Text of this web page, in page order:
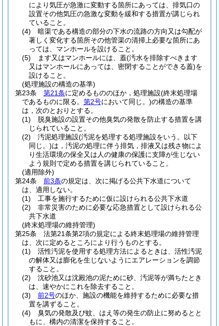
により気圧が急激に変動する箇所にあっては、排気口の
設置その他気圧の急激な変動を緩和する措置が講じられ
ていること。
(4)
暗渠である構造の部分の下水の流路の方向又は勾配が
著しく変化する箇所その他管渠の清掃上必要な箇所にあ
っては、マンホールを設けること。
(5)
ます又はマンホールには、蓋(汚水を排除すべきます
又はマンホールにあっては、密閉することができる蓋)を
設けること。
(処理施設の構造の基準)
第23条
第21条に定めるもののほか，処理施設(終末処理場
であるものに限る。 第2号において同じ。)の構造の基準
は，次のとおりとする。
(1)
脱臭施設の設置その他臭気の発散を防止する措置を講
じられていること。
(2)
汚泥処理施設(汚泥を処理する処理施設をいう。以下
同じ。)は，汚泥の処理に伴う排気，排液又は残さ物によ
り生活環境の保全又は人の健康の保護に支障が生じない
よう規則で定める措置を講じられていること。
(適用除外)
第24条
前3条の規定は、次に掲げる公共下水道について
は、適用しない。
(1)
工事を施行するために仮に設けられる公共下水道
(2)
非常災害のために必要な応急措置として設けられる公
共下水道
(終末処理場の維持管理)
第25条
法第21条第2項の規定による終末処理場の維持管理
は、次に定めるところにより行うものとする。
(1)
活性汚泥を使用する処理方法によるときは、活性汚泥
の解体又は膨化を生じないようにエアレーションを調節
すること。
(2)
沈砂池又は沈殿池の泥ために砂、汚泥等が満ちたとき
は、速やかにこれを除去すること。
(3)
前2号のほか、施設の機能を維持するために必要な措
置を講ずること。
(4)
臭気の発散及び蚊、はえ等の発生の防止に努めるとと
もに、構内の清潔を保持すること。